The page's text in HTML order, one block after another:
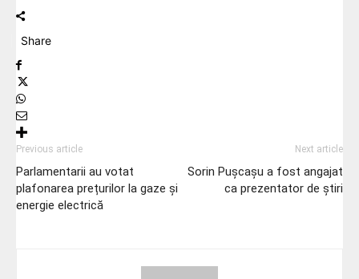
Share
Previous article
Parlamentarii au votat
plafonarea prețurilor la gaze și
energie electrică
Next article
Sorin Pușcașu a fost angajat
ca prezentator de știri